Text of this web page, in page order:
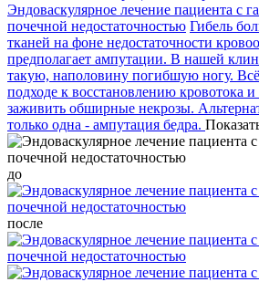
Эндоваскулярное лечение пациента с
почечной недостаточностью Гибель
тканей на фоне недостаточности
предполагает ампутации. В нашей
такую, наполовину погибшую ногу.
подходе к восстановлению кровотока
заживить обширные некрозы.
только одна - ампутация бедра.
до
после